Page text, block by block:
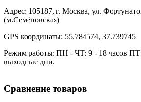
Адрес: 105187, г. Москва, ул.
(м.Семёновская)
GPS координаты: 55.784574, 37.739745
Режим работы: ПН - ЧТ: 9 - 18 часов ПТ:
выходные дни.
Сравнение товаров